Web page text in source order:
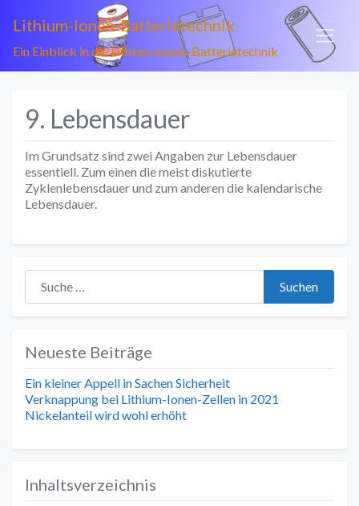
Lithium-Ionen-Batterietechnik
Ein Einblick in die Lithium-Ionen-Batterietechnik
9. Lebensdauer
Im Grundsatz sind zwei Angaben zur Lebensdauer
essentiell. Zum einen die meist diskutierte
Zyklenlebensdauer und zum anderen die kalendarische
Lebensdauer.
Suche nach:
Suchen
Neueste Beiträge
Ein kleiner Appell in Sachen Sicherheit
Verknappung bei Lithium-Ionen-Zellen in 2021
Nickelanteil wird wohl erhöht
Inhaltsverzeichnis